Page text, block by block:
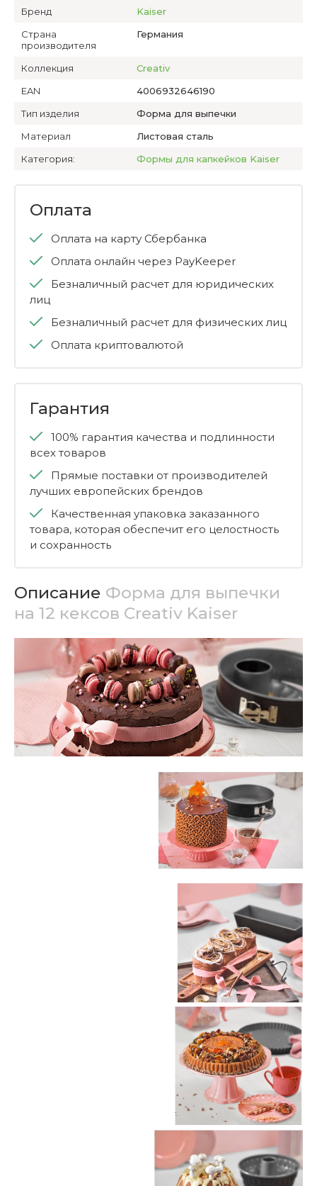
Бренд
Kaiser
Страна
производителя
Германия
Коллекция
Creativ
EAN
4006932646190
Тип изделия
Форма для выпечки
Материал
Листовая сталь
Категория:
Формы для капкейков Kaiser
Оплата
Оплата на карту Сбербанка
Оплата онлайн через PayKeeper
Безналичный расчет для юридических
лиц
Безналичный расчет для физических лиц
Оплата криптовалютой
Гарантия
100% гарантия качества и подлинности
всех товаров
Прямые поставки от производителей
лучших европейских брендов
Качественная упаковка заказанного
товара, которая обеспечит его целостность
и сохранность
Описание Форма для выпечки
на 12 кексов Creativ Kaiser